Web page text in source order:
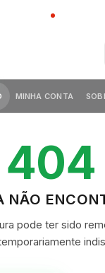
CHINA
MINHA CONTA
404
NÃO
pode ter sido